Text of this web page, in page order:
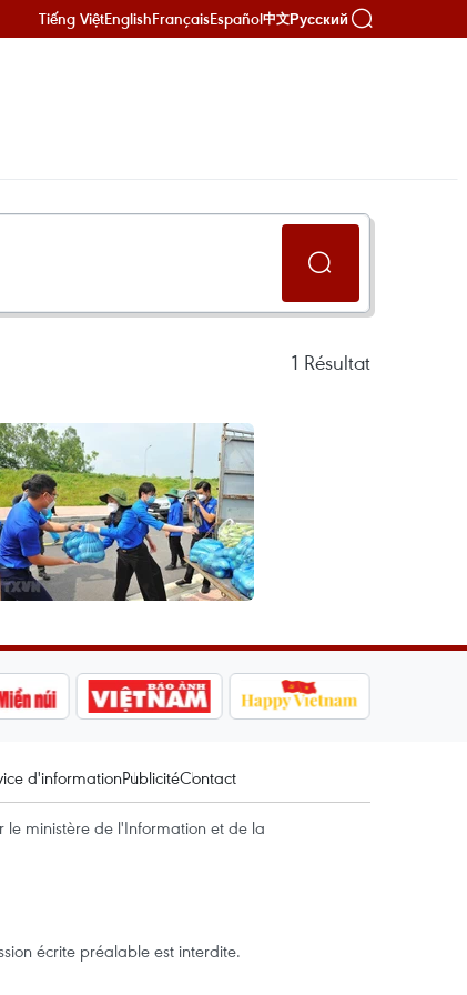
Tiếng ViệtEnglishFrançaisEspañol中文Русский
1 Résultat
d'informationPublicitéContact
le ministère de l'Information et de la
écrite préalable est interdite.